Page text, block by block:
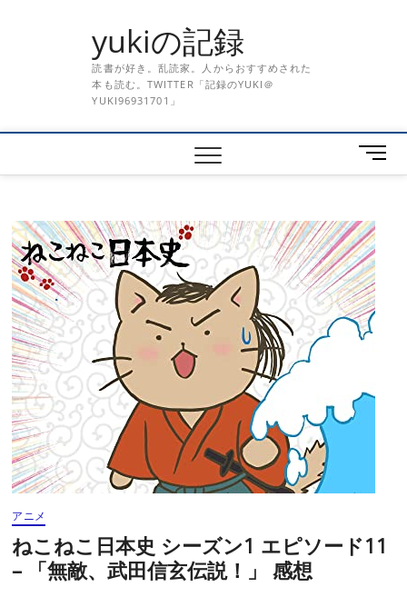
yukiの記録
読書が好き。乱読家。人からおすすめされた
本も読む。TWITTER「記録のYUKI＠
YUKI96931701」
メ
ニ
ボ
タ
ン
アニメ
ねこねこ日本史 シーズン1 エピソード11
– 「無敵、武田信玄伝説！」 感想